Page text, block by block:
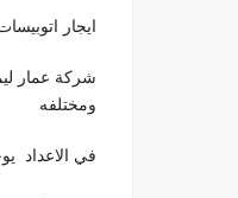
ايجار اتوبيسات
شركة عمار
ومختلفه
في الاعداد